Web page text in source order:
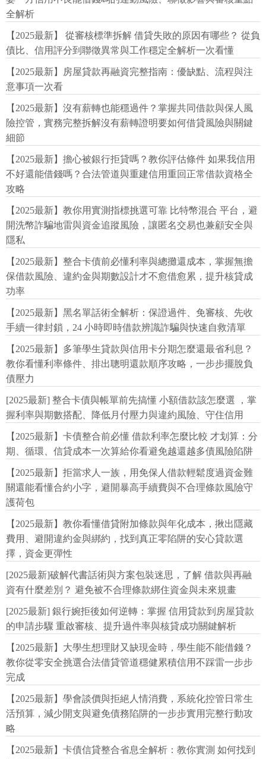
全解析
【2025最新】 從審核標準拆解 借貸失敗的原因有哪些？ 從負
債比、信用評分到聯徵異常與工作穩定全解析一次看懂
【2025最新】房屋貸款再融資完整指南：優缺點、流程與注
意事項一次看
【2025最新】沒有薪轉也能穩過件？掌握共同借款與保人風
險控管，實務完整拆解沒有薪轉證明要如何借貸風險與關鍵
細節
【2025最新】擔心被銀行拒貸嗎？教你評估條件 如果我信用
不好還能借錢嗎？合法管道與重建信用重回正常借款資格全
攻略
【2025最新】教你用實測指標挑選可靠 比特幣混合 平台，避
開洗幣詐騙地雷與資金追蹤風險，讓匿名交易也兼顧安全與
隱私
【2025最新】整合卡債前必懂利率與總攤還成本，掌握無擔
保借款風險、違約金與期數設計才不愈借愈累，提升核貸成
功率
【2025最新】黑名單話術全解析：保證過件、免審核、先收
手續一律封鎖，24 小時即時借款辨識詐騙與快速自救清單
【2025最新】多筆學生貸款與信用卡分期怎麼還最省利息？
教你看懂利率條件、排出聰明還款順序攻略，一步步擺脫負
債壓力
[2025最新] 整合卡債與帳單前先搞懂 小額借款該怎麼選 ，掌
握利率與期數搭配、降低月付壓力與違約風險、守住信用
【2025最新】卡債整合前必懂 借款利率怎麼比較 才划算：分
期、循環、信貸成本一次算給你看避免越還越多債風險陷阱
【2025最新】拒當求人一族，用免保人借款輕鬆度過資金難
關還能看懂合約小字，避開暴高手續費與不合理條款風險守
護荷包
【2025最新】教你看懂借貸附加條款與年化成本，揪出隱藏
費用、避開違約金與綁約，找到真正零陷阱的安心貸款選
擇，資金更彈性
[2025最新]破解代書話術與方案包裝迷思，了解 借款與再融
資有什麼差別？ 避免被不合理條款綁住資金與未來規畫
[2025最新] 銀行婉拒後如何逆轉：掌握 信用貸款到房屋貸款
的申請步驟 重啟審核、提升過件率與核貸成功關鍵解析
【2025最新】大學生想理財又缺現金時，學生能不能借錢？
教你從零安全挑選合法借貸管道穩健累積信用不踩雷一步步
完成
【2025最新】學會談價與拒絕人情消費，系統化控管日常生
活預算，減少開支與避免債務陷阱的一步步實用完整行動攻
略
【2025最新】卡債信貸整合省息全解析：教你實測 如何找到